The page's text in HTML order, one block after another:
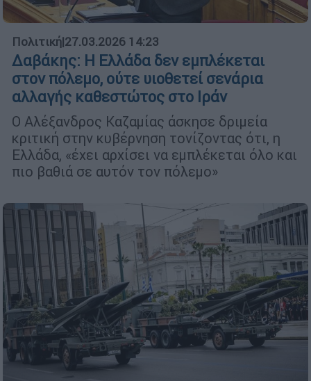
Πολιτική|27.03.2026 14:23
Δαβάκης: Η Ελλάδα δεν εμπλέκεται
στον πόλεμο, ούτε υιοθετεί σενάρια
αλλαγής καθεστώτος στο Ιράν
Ο Αλέξανδρος Καζαμίας άσκησε δριμεία
κριτική στην κυβέρνηση τονίζοντας ότι, η
Ελλάδα, «έχει αρχίσει να εμπλέκεται όλο και
πιο βαθιά σε αυτόν τον πόλεμο»